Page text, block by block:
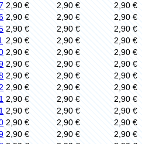
2,90 € 2,90 €
2,90 €
2,90 € 2,90 €
2,90 €
2,90 € 2,90 €
2,90 €
2,90 € 2,90 €
2,90 €
2,90 € 2,90 €
2,90 €
2,90 € 2,90 €
2,90 €
2,90 € 2,90 €
2,90 €
2,90 € 2,90 €
2,90 €
2,90 € 2,90 €
2,90 €
2,90 € 2,90 €
2,90 €
2,90 € 2,90 €
2,90 €
2,90 € 2,90 €
2,90 €